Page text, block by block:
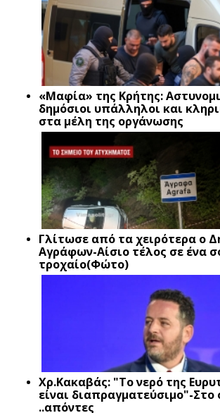
«Μαφία» της Κρήτης:
δημόσιοι υπάλληλοι και
στα μέλη της οργάνωσης
Γλίτωσε από τα χειρότερα ο
Αγράφων-Αίσιο τέλος σε ένα
τροχαίο(Φώτο)
Xρ.Κακαβάς: "Το νερό της
είναι διαπραγματεύσιμο"-Στο
..απόντες